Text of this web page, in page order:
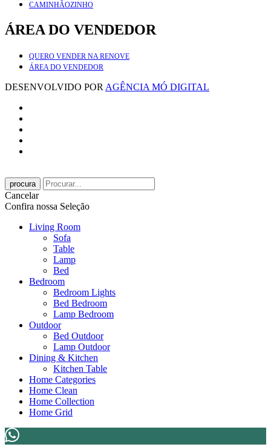
CAMINHÃOZINHO
ÁREA DO VENDEDOR
QUERO VENDER NA RENOVE
ÁREA DO VENDEDOR
DESENVOLVIDO POR AGÊNCIA MÓ DIGITAL
procura
Cancelar
Confira nossa Seleção
Living Room
Sofa
Table
Lamp
Bed
Bedroom
Bedroom Lights
Bed Bedroom
Lamp Bedroom
Outdoor
Bed Outdoor
Lamp Outdoor
Dining & Kitchen
Kitchen Table
Home Categories
Home Clean
Home Collection
Home Grid